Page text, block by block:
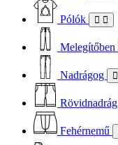
Pólók
Melegítőben
Nadrágog
Rövidnadrág
Fehérnemű